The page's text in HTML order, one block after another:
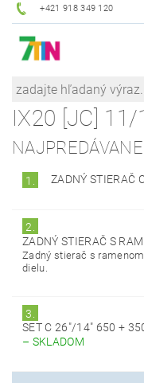
+421 918 349 120
IX20 [JC] 11/
1. ZADNÝ STIERAČ
2.
ZADNÝ STIERAČ S
Zadný stierač s
dielu.
3.
SET C 26"/14" 650 +
– SKLADOM